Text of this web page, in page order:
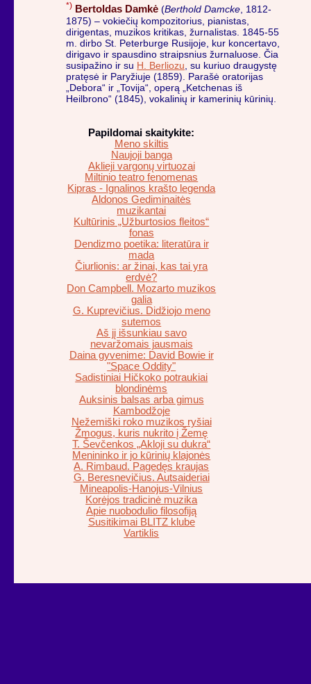
*) Bertoldas Damkė (Berthold Damcke , 1812-
1875) – vokiečių kompozitorius, pianistas,
dirigentas, muzikos kritikas, žurnalistas. 1845-55
m. dirbo St. Peterburge Rusijoje, kur koncertavo,
dirigavo ir spausdino straipsnius žurnaluose. Čia
susipažino ir su H. Berliozu , su kuriuo draugystę
pratęsė ir Paryžiuje (1859). Parašė oratorijas
„Debora“ ir „Tovija“, operą „Ketchenas iš
Heilbrono“ (1845), vokalinių ir kamerinių kūrinių.
Papildomai skaitykite:
Meno skiltis
Naujoji banga
Aklieji vargonų virtuozai
Miltinio teatro fenomenas
Kipras - Ignalinos krašto legenda
Aldonos Gediminaitės
muzikantai
Kultūrinis „Užburtosios fleitos“
fonas
Dendizmo poetika: literatūra ir
mada
Čiurlionis: ar žinai, kas tai yra
erdvė?
Don Campbell. Mozarto muzikos
galia
G. Kuprevičius. Didžiojo meno
sutemos
Aš jį išsunkiau savo
nevaržomais jausmais
Daina gyvenime: David Bowie ir
"Space Oddity"
Sadistiniai Hičkoko potraukiai
blondinėms
Auksinis balsas arba gimus
Kambodžoje
Nežemiški roko muzikos ryšiai
Žmogus, kuris nukrito į Žemę
T. Ševčenkos „Akloji su dukra“
Menininko ir jo kūrinių klajonės
A. Rimbaud. Pagedęs kraujas
G. Beresnevičius. Autsaideriai
Mineapolis-Hanojus-Vilnius
Korėjos tradicinė muzika
Apie nuobodulio filosofiją
Susitikimai BLITZ klube
Vartiklis